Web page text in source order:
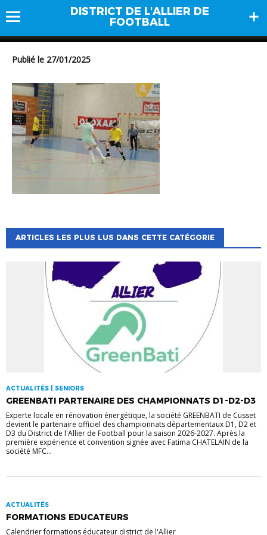
DISTRICT DE L'ALLIER DE
FOOTBALL
DSCN0900
Publié le 27/01/2025
ARTICLES LES PLUS LUS DANS CETTE CATÉGORIE
ACTUALITÉS | SENIORS
GREENBATI PARTENAIRE DES CHAMPIONNATS D1-D2-D3
Experte locale en rénovation énergétique, la société GREENBATI de Cusset
devient le partenaire officiel des championnats départementaux D1, D2 et
D3 du District de l'Allier de Football pour la saison 2026-2027. Après la
première expérience et convention signée avec Fatima CHATELAIN de la
société MFC...
ACTUALITÉS
FORMATIONS EDUCATEURS
Calendrier formations éducateur district de l'Allier